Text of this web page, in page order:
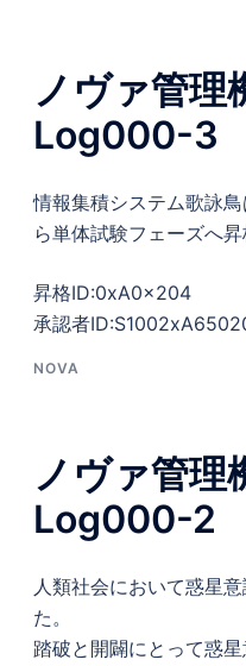
ノヴァ管理
Log000-3
情報集積システム歌詠
ら単体試験フェーズへ昇
昇格ID:0xA0x204
承認者
NOVA
ノヴァ管理
Log000-2
人類社会において惑星
た。
踏破と開闢にとって惑